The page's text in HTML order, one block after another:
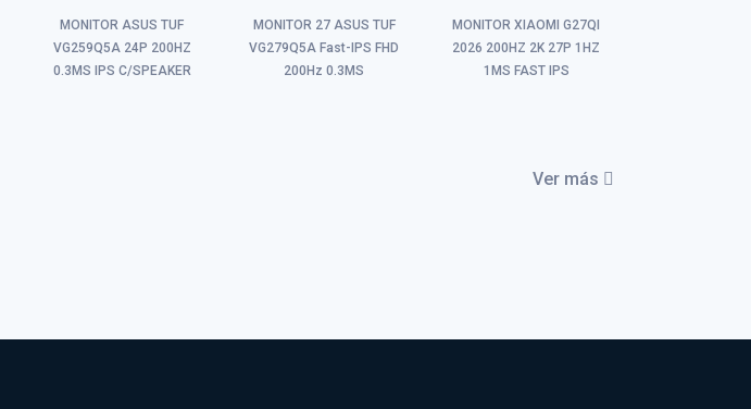
MONITOR ASUS TUF
VG259Q5A 24P 200HZ
0.3MS IPS C/SPEAKER
MONITOR 27 ASUS TUF
VG279Q5A Fast-IPS FHD
200Hz 0.3MS
MONITOR XIAOMI G27QI
2026 200HZ 2K 27P 1HZ
1MS FAST IPS
Ver más